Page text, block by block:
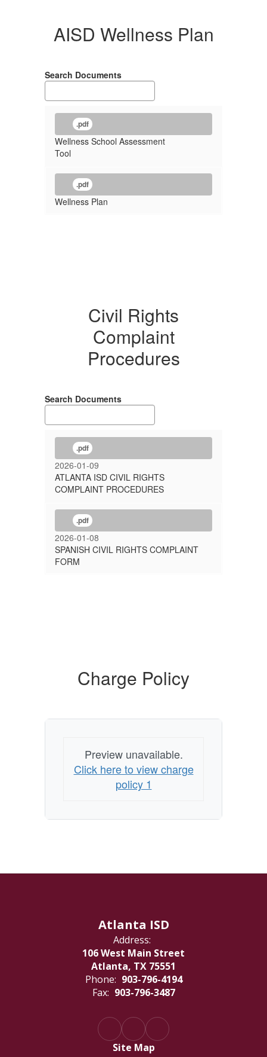
AISD Wellness Plan
Search Documents
.pdf
Wellness School Assessment
Tool
.pdf
Wellness Plan
Civil Rights
Complaint
Procedures
Search Documents
.pdf
2026-01-09
ATLANTA ISD CIVIL RIGHTS
COMPLAINT PROCEDURES
.pdf
2026-01-08
SPANISH CIVIL RIGHTS COMPLAINT
FORM
Charge Policy
Preview unavailable.
Click here to view charge
policy 1
Atlanta ISD
Address:
106 West Main Street
Atlanta, TX 75551
Phone: 903-796-4194
Fax: 903-796-3487
Site Map